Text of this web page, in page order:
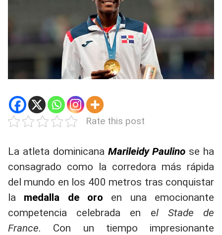
Rate this post
La atleta dominicana Marileidy Paulino se ha
consagrado como la corredora más rápida
del mundo en los 400 metros tras conquistar
la medalla de oro en una emocionante
competencia celebrada en el Stade de
France. Con un tiempo impresionante